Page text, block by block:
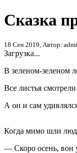
Сказка
18 Сен 2019, Автор:
Загрузка...
В зеленом-зеленом
Все листья
А он и сам
Когда мимо шли
— Скоро осень, вон